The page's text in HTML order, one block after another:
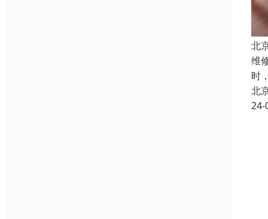
北
维
时
北
24-